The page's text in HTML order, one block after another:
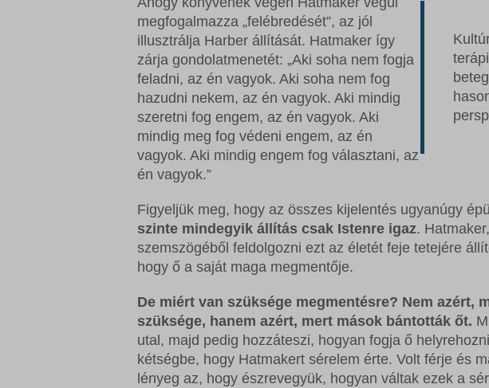
megfogalmazza „felébredését”, az jól
illusztrálja Harber állítását. Hatmaker így
zárja gondolatmenetét: „Aki soha nem fogja
feladni, az én vagyok. Aki soha nem fog
hazudni nekem, az én vagyok. Aki mindig
szeretni fog engem, az én vagyok. Aki
mindig meg fog védeni engem, az én
vagyok. Aki mindig engem fog választani, az
én vagyok.”
Figyeljük meg, hogy az összes kijelentés ugyanúgy
szinte mindegyik állítás csak Istenre igaz.
szemszögéből feldolgozni ezt az életét feje tetejére
hogy ő a saját maga megmentője.
De miért van szüksége megmentésre? Nem azért,
szüksége, hanem azért, mert mások bántották őt.
utal, majd pedig hozzáteszi, hogyan fogja ő
kétségbe, hogy Hatmakert sérelem érte. Volt férje és
lényeg az, hogy észrevegyük, hogyan váltak ezek a
wordpress_logged_in_*
wordpress_test_cookie
wp_lang
wp_woocommerce_session_*
wp-settings-*
wp-settings-time-*
sbjs_current
sbjs_current_add
sbjs_first
sbjs_first_add
sbjs_migrations
sbjs_session
redux_*
ssm_au_c
wp-*